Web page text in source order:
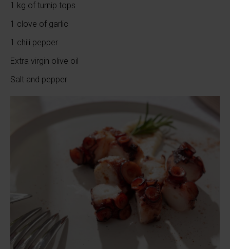
1 kg of turnip tops
1 clove of garlic
1 chili pepper
Extra virgin olive oil
Salt and pepper